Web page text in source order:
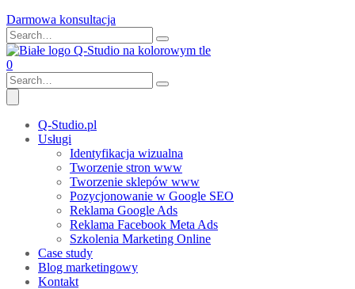
Darmowa konsultacja
0
Q-Studio.pl
Usługi
Identyfikacja wizualna
Tworzenie stron www
Tworzenie sklepów www
Pozycjonowanie w Google SEO
Reklama Google Ads
Reklama Facebook Meta Ads
Szkolenia Marketing Online
Case study
Blog marketingowy
Kontakt